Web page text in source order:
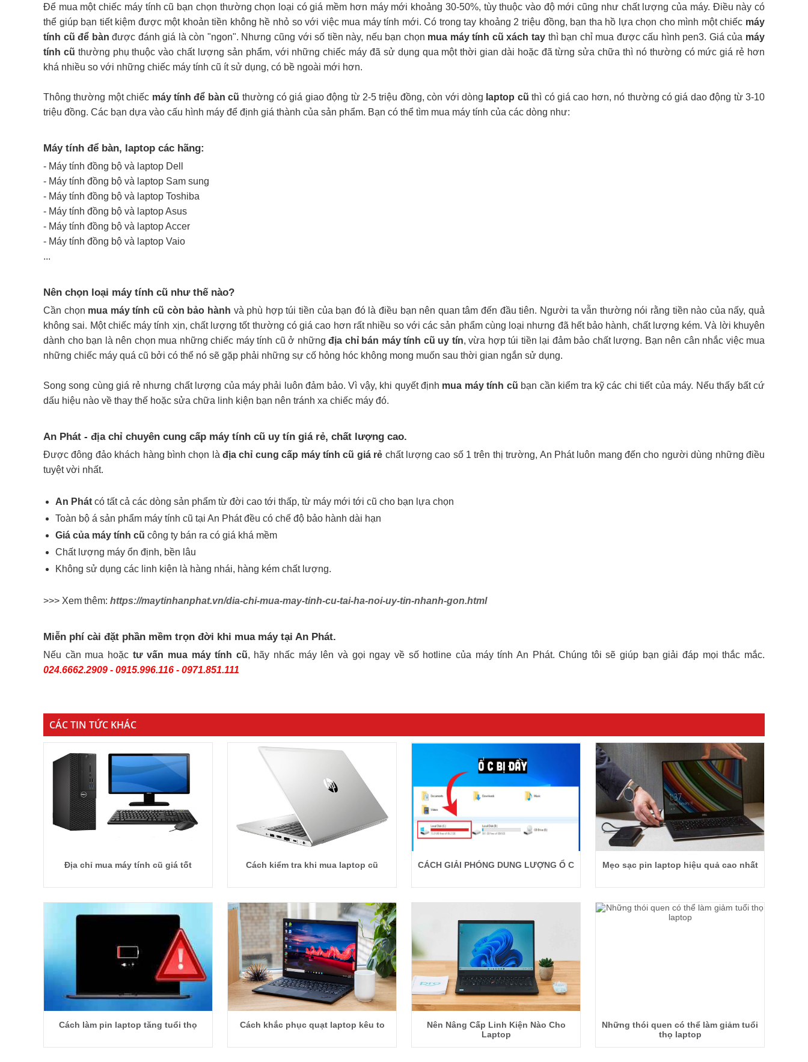
Để mua một chiếc máy tính cũ bạn chọn thường chọn loại có giá mềm hơn máy mới khoảng 30-50%, tùy thuộc vào độ mới cũng như chất lượng của máy. Điều này có
thể giúp bạn tiết kiệm được một khoản tiền không hề nhỏ so với việc mua máy tính mới. Có trong tay khoảng 2 triệu đồng, bạn tha hồ lựa chọn cho mình một chiếc máy
tính cũ để bàn được đánh giá là còn "ngon". Nhưng cũng với số tiền này, nếu bạn chọn mua máy tính cũ xách tay thì bạn chỉ mua được cấu hình pen3. Giá của máy
tính cũ thường phụ thuộc vào chất lượng sản phẩm, với những chiếc máy đã sử dụng qua một thời gian dài hoặc đã từng sửa chữa thì nó thường có mức giá rẻ hơn
khá nhiều so với những chiếc máy tính cũ ít sử dụng, có bề ngoài mới hơn.
Thông thường một chiếc máy tính để bàn cũ thường có giá giao động từ 2-5 triệu đồng, còn với dòng laptop cũ thì có giá cao hơn, nó thường có giá dao động từ 3-10
triệu đồng. Các bạn dựa vào cấu hình máy để định giá thành của sản phẩm. Bạn có thể tìm mua máy tính của các dòng như:
Máy tính để bàn, laptop các hãng:
- Máy tính đồng bộ và laptop Dell
- Máy tính đồng bộ và laptop Sam sung
- Máy tính đồng bộ và laptop Toshiba
- Máy tính đồng bộ và laptop Asus
- Máy tính đồng bộ và laptop Accer
- Máy tính đồng bộ và laptop Vaio
...
Nên chọn loại máy tính cũ như thế nào?
Cần chọn mua máy tính cũ còn bảo hành và phù hợp túi tiền của bạn đó là điều bạn nên quan tâm đến đầu tiên. Người ta vẫn thường nói rằng tiền nào của nấy, quả
không sai. Một chiếc máy tính xịn, chất lượng tốt thường có giá cao hơn rất nhiều so với các sản phẩm cùng loại nhưng đã hết bảo hành, chất lượng kém. Và lời khuyên
dành cho bạn là nên chọn mua những chiếc máy tính cũ ở những địa chỉ bán máy tính cũ uy tín, vừa hợp túi tiền lại đảm bảo chất lượng. Bạn nên cân nhắc việc mua
những chiếc máy quá cũ bởi có thể nó sẽ gặp phải những sự cố hỏng hóc không mong muốn sau thời gian ngắn sử dụng.
Song song cùng giá rẻ nhưng chất lượng của máy phải luôn đảm bảo. Vì vậy, khi quyết định mua máy tính cũ bạn cần kiểm tra kỹ các chi tiết của máy. Nếu thấy bất cứ
dấu hiệu nào về thay thế hoặc sửa chữa linh kiện bạn nên tránh xa chiếc máy đó.
An Phát - địa chỉ chuyên cung cấp máy tính cũ uy tín giá rẻ, chất lượng cao.
Được đông đảo khách hàng bình chọn làđịa chỉ cung cấp máy tính cũ giá rẻ chất lượng cao số 1 trên thị trường, An Phát luôn mang đến cho người dùng những điều
tuyệt vời nhất.
An Phát có tất cả các dòng sản phẩm từ đời cao tới thấp, từ máy mới tới cũ cho bạn lựa chọn
Toàn bộ á sản phẩm máy tính cũ tại An Phát đều có chế độ bảo hành dài hạn
Giá của máy tính cũ công ty bán ra có giá khá mềm
Chất lượng máy ổn định, bền lâu
Không sử dụng các linh kiện là hàng nhái, hàng kém chất lượng.
>>> Xem thêm: https://maytinhanphat.vn/dia-chi-mua-may-tinh-cu-tai-ha-noi-uy-tin-nhanh-gon.html
Miễn phí cài đặt phần mềm trọn đời khi mua máy tại An Phát.
Nếu cần mua hoặc tư vấn mua máy tính cũ, hãy nhấc máy lên và gọi ngay về số hotline của máy tính An Phát. Chúng tôi sẽ giúp bạn giải đáp mọi thắc mắc.
024.6662.2909 - 0915.996.116 - 0971.851.111
CÁC TIN TỨC KHÁC
Địa chỉ mua máy tính cũ giá tốt Cách kiểm tra khi mua laptop cũ CÁCH GIẢI PHÓNG DUNG LƯỢNG Ổ C Mẹo sạc pin laptop hiệu quả cao nhất
Cách làm pin laptop tăng tuổi thọ Cách khắc phục quạt laptop kêu to
Nên Nâng Cấp Linh Kiện Nào Cho
Laptop
Những thói quen có thể làm giảm tuổi
thọ laptop